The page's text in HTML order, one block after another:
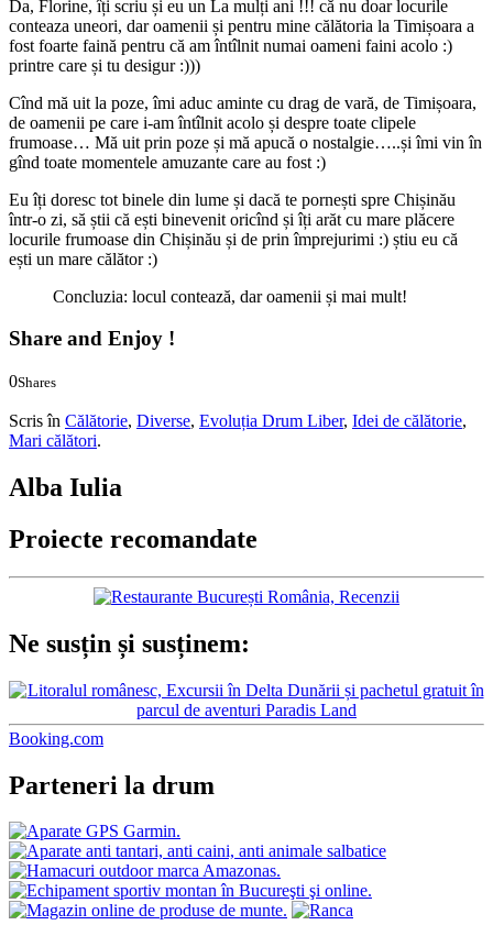
Da, Florine, îți scriu și eu un La mulți ani !!! că nu doar locurile
conteaza uneori, dar oamenii și pentru mine călătoria la Timișoara a
fost foarte faină pentru că am întîlnit numai oameni faini acolo :)
printre care și tu desigur :)))
Cînd mă uit la poze, îmi aduc aminte cu drag de vară, de Timișoara,
de oamenii pe care i-am întîlnit acolo și despre toate clipele
frumoase… Mă uit prin poze și mă apucă o nostalgie…..și îmi vin în
gînd toate momentele amuzante care au fost :)
Eu îți doresc tot binele din lume și dacă te pornești spre Chișinău
într-o zi, să știi că ești binevenit oricînd și îți arăt cu mare plăcere
locurile frumoase din Chișinău și de prin împrejurimi :) știu eu că
ești un mare călător :)
Concluzia: locul contează, dar oamenii și mai mult!
Share and Enjoy !
0Shares
Scris în Călătorie, Diverse, Evoluția Drum Liber, Idei de călătorie,
Mari călători.
Alba Iulia
Proiecte recomandate
Ne susțin și susținem:
Booking.com
Parteneri la drum